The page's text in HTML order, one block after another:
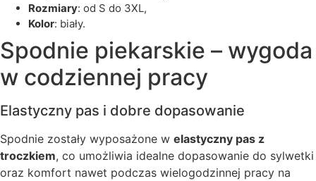
rozmiary: od S do 3XL,
kolor: biały.
Spodnie piekarskie – wygoda
w codziennej pracy
Elastyczny pas i dobre dopasowanie
Spodnie zostały wyposażone w elastyczny pas z
troczkiem, co umożliwia idealne dopasowanie do sylwetki
oraz komfort nawet podczas wielogodzinnej pracy na